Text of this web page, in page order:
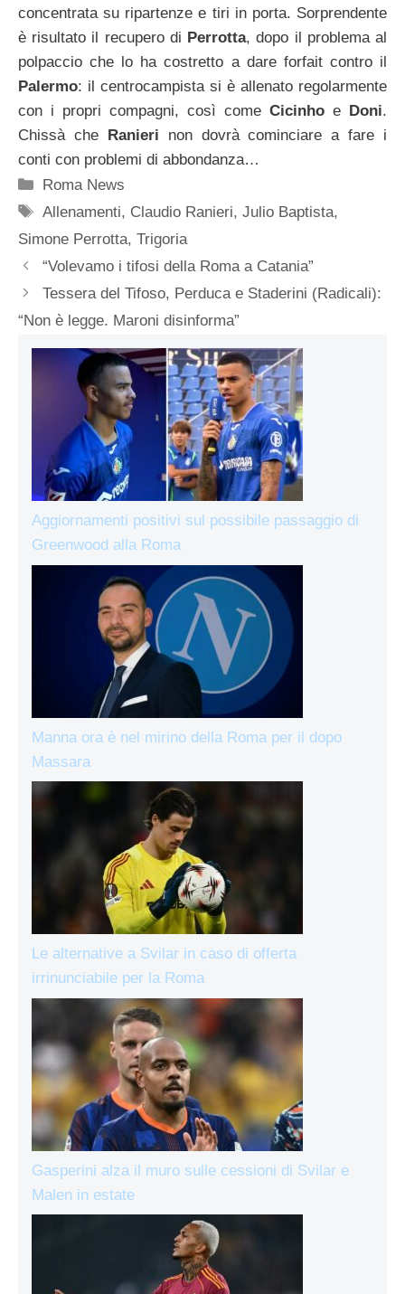
concentrata su ripartenze e tiri in porta. Sorprendente
è risultato il recupero di Perrotta, dopo il problema al
polpaccio che lo ha costretto a dare forfait contro il
Palermo: il centrocampista si è allenato regolarmente
con i propri compagni, così come Cicinho e Doni.
Chissà che
Ranieri non dovrà cominciare a fare i
conti con problemi di abbondanza…
Categorie
Roma News
Tag
Allenamenti, Claudio Ranieri,Julio Baptista,
Simone Perrotta, Trigoria
“Volevamo i tifosi della Roma a Catania”
Tessera del Tifoso, Perduca e Staderini (Radicali):
“Non è legge. Maroni disinforma”
Aggiornamenti positivi sul possibile passaggio di
Greenwood alla Roma
Manna ora è nel mirino della Roma per il dopo
Massara
Le alternative a Svilar in caso di offerta
irrinunciabile per la Roma
Gasperini alza il muro sulle cessioni di Svilar e
Malen in estate